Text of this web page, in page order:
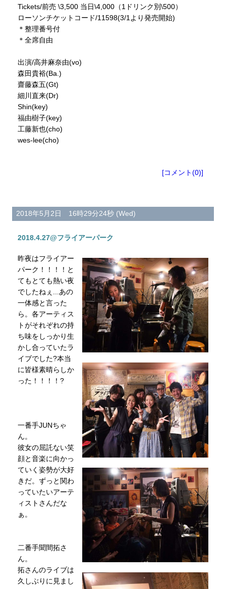
Tickets/前売 \3,500 当日\4,000（1ドリンク別\500）
ローソンチケットコード/11598(3/1より発売開始)
＊整理番号付
＊全席自由
出演/高井麻奈由(vo)
森田貴裕(Ba.)
齋藤森五(Gt)
細川直来(Dr)
Shin(key)
福由樹子(key)
工藤新也(cho)
wes-lee(cho)
[コメント(0)]
2018年5月2日 16時29分24秒 (Wed)
2018.4.27@フライアーパーク
昨夜はフライアー
パーク！！！！と
てもとても熱い夜
でしたねぇ...あの
一体感と言った
ら。各アーティス
トがそれぞれの持
ち味をしっかり生
かし合っていたラ
イブでした?本当
に皆様素晴らしか
った！！！！?
一番手JUNちゃ
ん。
彼女の屈託ない笑
顔と音楽に向かっ
ていく姿勢が大好
きだ。ずっと関わ
っていたいアーテ
ィストさんだな
ぁ。
二番手聞間拓さ
ん。
拓さんのライブは
久しぶりに見まし